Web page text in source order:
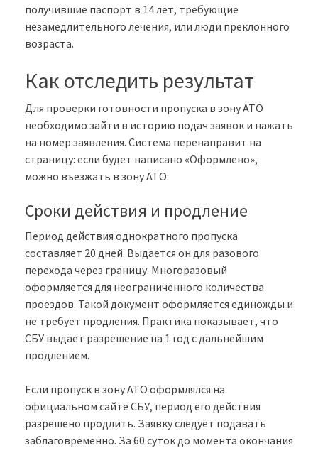
получившие паспорт в 14 лет, требующие
незамедлительного лечения, или люди преклонного
возраста.
Как отследить результат
Для проверки готовности пропуска в зону АТО
необходимо зайти в историю подач заявок и нажать
на номер заявления. Система перенаправит на
страницу: если будет написано «Оформлено»,
можно въезжать в зону АТО.
Сроки действия и продление
Период действия однократного пропуска
составляет 20 дней. Выдается он для разового
перехода через границу. Многоразовый
оформляется для неограниченного количества
проездов. Такой документ оформляется единожды и
не требует продления. Практика показывает, что
СБУ выдает разрешение на 1 год с дальнейшим
продлением.
Если пропуск в зону АТО оформлялся на
официальном сайте СБУ, период его действия
разрешено продлить. Заявку следует подавать
заблаговременно. За 60 суток до момента окончания